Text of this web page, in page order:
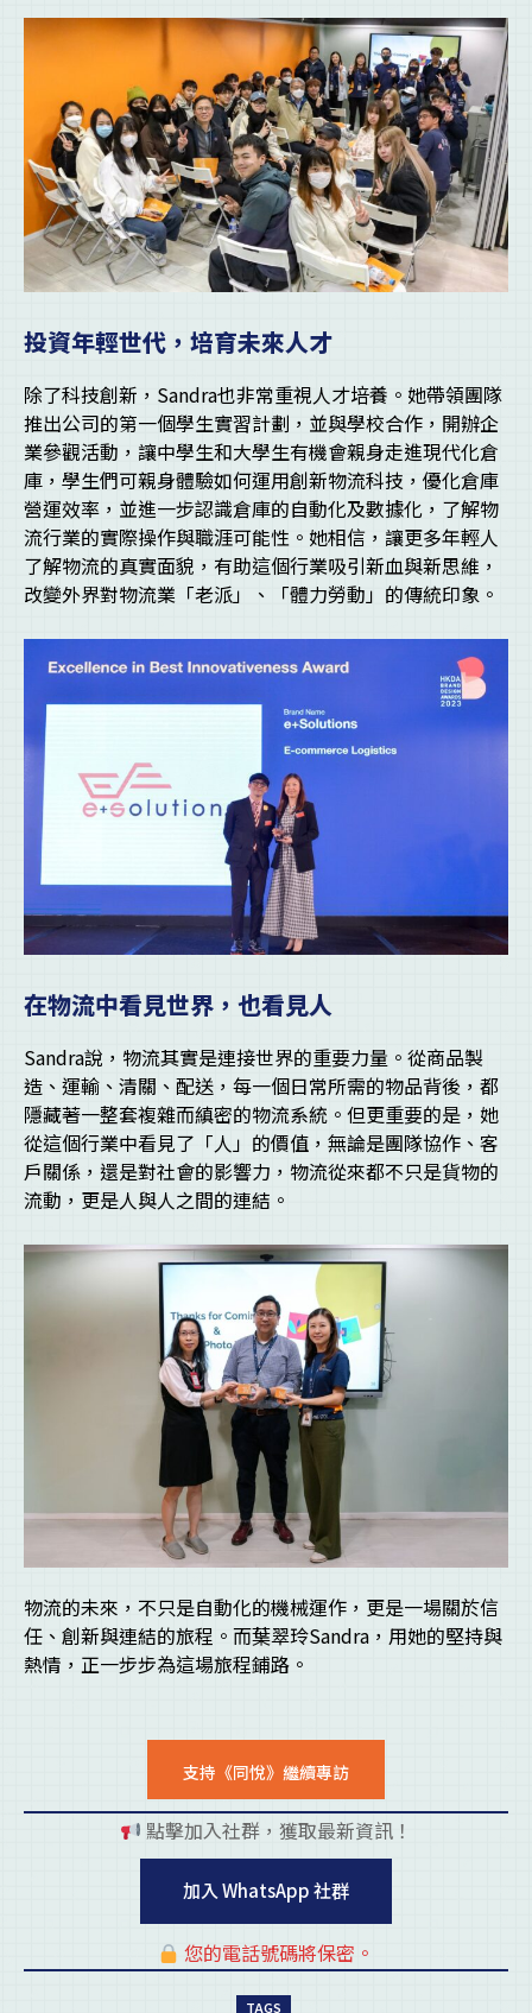
投資年輕世代，培育未來人才
除了科技創新，Sandra也非常重視人才培養。她帶領團隊
推出公司的第一個學生實習計劃，並與學校合作，開辦企
業參觀活動，讓中學生和大學生有機會親身走進現代化倉
庫，學生們可親身體驗如何運用創新物流科技，優化倉庫
營運效率，並進一步認識倉庫的自動化及數據化，了解物
流行業的實際操作與職涯可能性。她相信，讓更多年輕人
了解物流的真實面貌，有助這個行業吸引新血與新思維，
改變外界對物流業「老派」、「體力勞動」的傳統印象。
在物流中看見世界，也看見人
Sandra說，物流其實是連接世界的重要力量。從商品製
造、運輸、清關、配送，每一個日常所需的物品背後，都
隱藏著一整套複雜而縝密的物流系統。但更重要的是，她
從這個行業中看見了「人」的價值，無論是團隊協作、客
戶關係，還是對社會的影響力，物流從來都不只是貨物的
流動，更是人與人之間的連結。
物流的未來，不只是自動化的機械運作，更是一場關於信
任、創新與連結的旅程。而葉翠玲Sandra，用她的堅持與
熱情，正一步步為這場旅程鋪路。
支持《同悅》繼續專訪
點擊加入社群，獲取最新資訊！
加入 WhatsApp 社群
您的電話號碼將保密。
TAGS